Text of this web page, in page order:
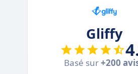
Gliffy
Basé sur+200